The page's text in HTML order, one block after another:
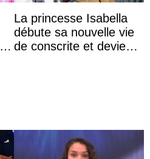
La princesse Isabella
débute sa nouvelle vie
de conscrite et devient